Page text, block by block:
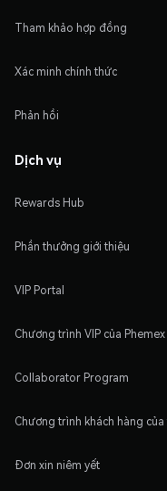
Tham khảo hợp đồng
Xác minh chính thức
Phản hồi
Dịch vụ
Rewards Hub
Phần thưởng giới thiệu
VIP Portal
Chương trình VIP của Phemex
Collaborator Program
Chương trình khách hàng
Đơn xin niêm yết